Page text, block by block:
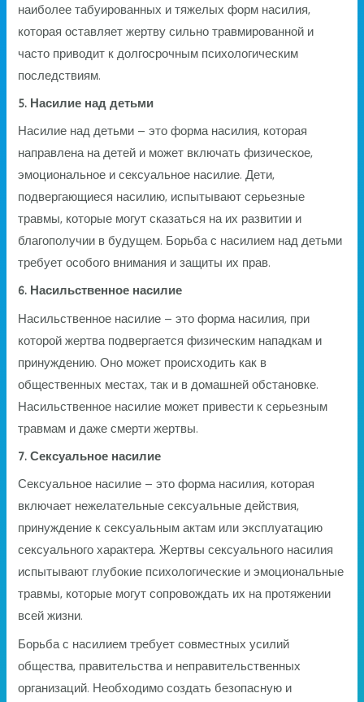
наиболее табуированных и тяжелых форм насилия,
которая оставляет жертву сильно травмированной и
часто приводит к долгосрочным психологическим
последствиям.
5. Насилие над детьми
Насилие над детьми – это форма насилия, которая
направлена на детей и может включать физическое,
эмоциональное и сексуальное насилие. Дети,
подвергающиеся насилию, испытывают серьезные
травмы, которые могут сказаться на их развитии и
благополучии в будущем. Борьба с насилием над детьми
требует особого внимания и защиты их прав.
6. Насильственное насилие
Насильственное насилие – это форма насилия, при
которой жертва подвергается физическим нападкам и
принуждению. Оно может происходить как в
общественных местах, так и в домашней обстановке.
Насильственное насилие может привести к серьезным
травмам и даже смерти жертвы.
7. Сексуальное насилие
Сексуальное насилие – это форма насилия, которая
включает нежелательные сексуальные действия,
принуждение к сексуальным актам или эксплуатацию
сексуального характера. Жертвы сексуального насилия
испытывают глубокие психологические и эмоциональные
травмы, которые могут сопровождать их на протяжении
всей жизни.
Борьба с насилием требует совместных усилий
общества, правительства и неправительственных
организаций. Необходимо создать безопасную и